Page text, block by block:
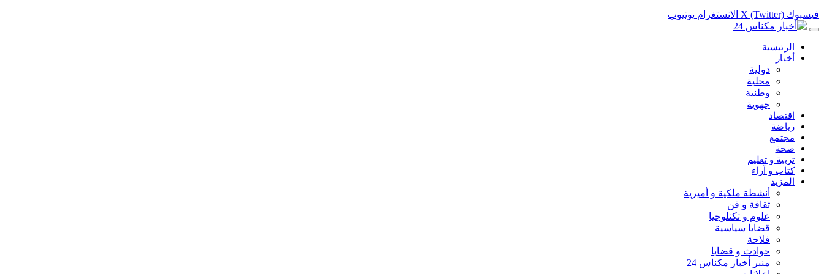
فيسبوك X (Twitter) الانستغرام يوتيوب
الرئيسية
أخبار
دولية
محلية
وطنية
جهوية
اقتصاد
رياضة
مجتمع
صحة
تربية و تعليم
كتاب و آراء
المزيد
أنشطة ملكية و أميرية
ثقافة و فن
علوم و تكنلوجيا
قضايا سياسية
فلاحة
حوادث و قضايا
منبر أخبار مكناس 24